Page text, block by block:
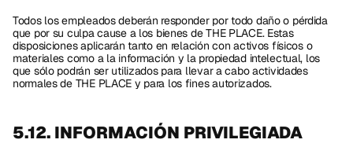
Todos los empleados deberán responder por todo daño o pérdida
que por su culpa cause a los bienes de THE PLACE. Estas
disposiciones aplicarán tanto en relación con activos físicos o
materiales como a la información y la propiedad intelectual, los
que sólo podrán ser utilizados para llevar a cabo actividades
normales de THE PLACE y para los fines autorizados.
5.12. INFORMACIÓN PRIVILEGIADA